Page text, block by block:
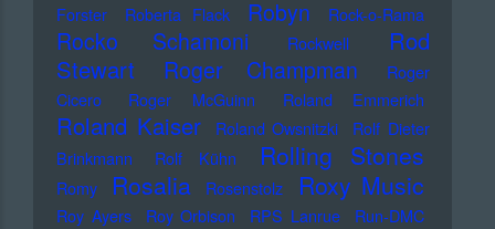
Forster
Roberta Flack Robyn Rock-o-Rama
Rocko Schamoni Rockwell
Rod
Stewart
Roger Champman
Roger
Cicero
Roger McGuinn Roland Emmerich
Roland Kaiser Roland Owsnitzki
Rolf Dieter
Brinkmann
Rolf Kühn Rolling Stones
Romy Rosalia Rosenstolz Roxy Music
Roy Ayers Roy Orbison RPS Lanrue
Run-DMC